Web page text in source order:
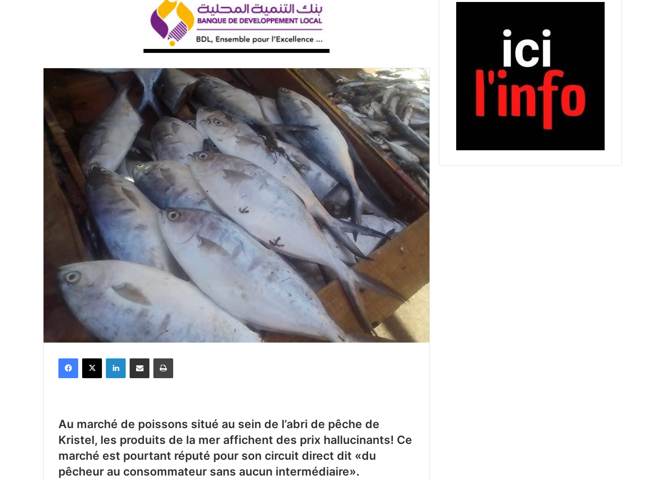
Au marché de poissons situé au sein de l’abri de pêche de
Kristel, les produits de la mer affichent des prix hallucinants! Ce
marché est pourtant réputé pour son circuit direct dit «du
pêcheur au consommateur sans aucun intermédiaire».